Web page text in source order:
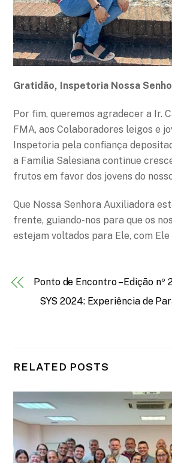
Gratidão, Inspetoria Nossa
Por fim, queremos agradecer a Ir.
FMA, aos Colaboradores leigos e
Inspetoria pela confiança
a Família Salesiana continue
frutos em favor dos jovens do
Que Nossa Senhora Auxiliadora
frente, guiando-nos para que os
estejam voltados para Ele, com Ele
Ponto de Encontro – Edição nº
SYS 2024: Experiência de
RELATED POSTS